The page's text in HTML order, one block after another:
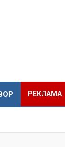
РЕКЛАМА